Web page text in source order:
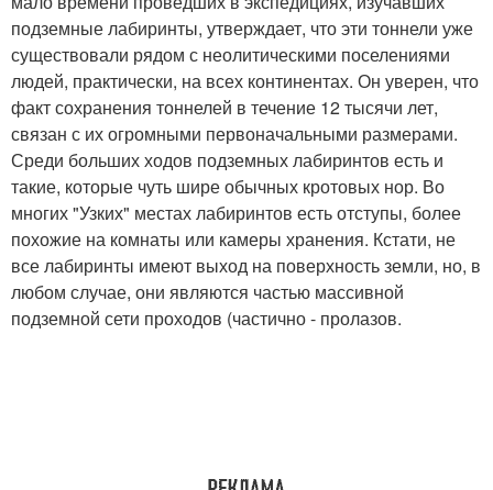
подземные лабиринты, утверждает, что эти тоннели уже
существовали рядом с неолитическими поселениями
людей, практически, на всех континентах. Он уверен, что
факт сохранения тоннелей в течение 12 тысячи лет,
связан с их огромными первоначальными размерами.
Среди больших ходов подземных лабиринтов есть и
такие, которые чуть шире обычных кротовых нор. Во
многих "Узких" местах лабиринтов есть отступы, более
похожие на комнаты или камеры хранения. Кстати, не
все лабиринты имеют выход на поверхность земли, но, в
любом случае, они являются частью массивной
подземной сети проходов (частично - пролазов.